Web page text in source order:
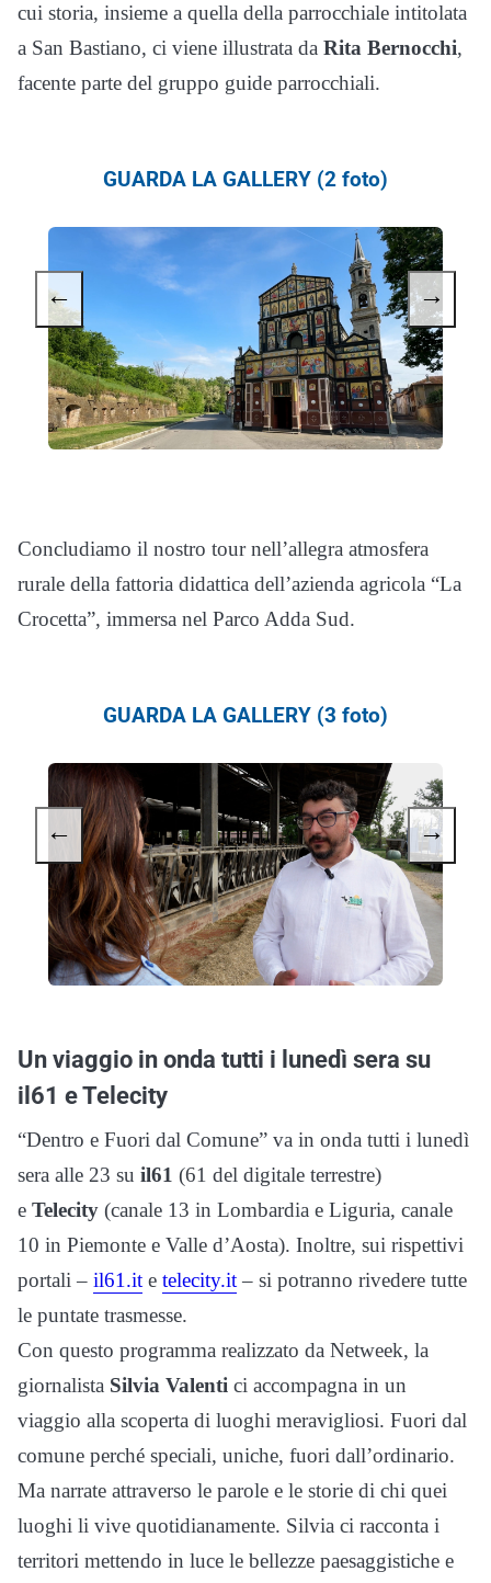
cui storia, insieme a quella della parrocchiale intitolata
a San Bastiano, ci viene illustrata da Rita Bernocchi,
facente parte del gruppo guide parrocchiali.
GUARDA LA GALLERY (2 foto)
← →
Concludiamo il nostro tour nell’allegra atmosfera
rurale della fattoria didattica dell’azienda agricola “La
Crocetta”, immersa nel Parco Adda Sud.
GUARDA LA GALLERY (3 foto)
← →
Un viaggio in onda tutti i lunedì sera su
il61 e Telecity
“Dentro e Fuori dal Comune” va in onda tutti i lunedì
sera alle 23 su il61 (61 del digitale terrestre)
e Telecity (canale 13 in Lombardia e Liguria, canale
10 in Piemonte e Valle d’Aosta). Inoltre, sui rispettivi
portali – il61.it e telecity.it– si potranno rivedere tutte
le puntate trasmesse.
Con questo programma realizzato da Netweek, la
giornalista Silvia Valenti ci accompagna in un
viaggio alla scoperta di luoghi meravigliosi. Fuori dal
comune perché speciali, uniche, fuori dall’ordinario.
Ma narrate attraverso le parole e le storie di chi quei
luoghi li vive quotidianamente. Silvia ci racconta i
territori mettendo in luce le bellezze paesaggistiche e